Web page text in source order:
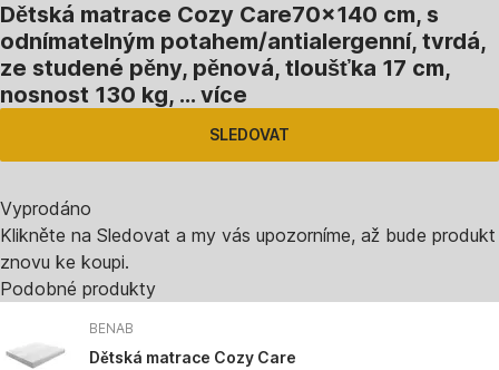
Dětská matrace Cozy Care70x140 cm, s
odnímatelným potahem/antialergenní, tvrdá,
ze studené pěny, pěnová, tloušťka 17 cm,
nosnost 130 kg, … více
SLEDOVAT
Vyprodáno
Klikněte na Sledovat a my vás upozorníme, až bude produkt
znovu ke koupi.
Podobné produkty
BENAB
Dětská matrace Cozy Care